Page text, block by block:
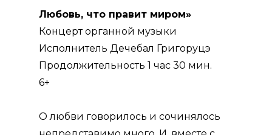
Любовь, что правит миром»
Концерт органной музыки
Исполнитель Дечебал Григоруцэ
Продолжительность 1 час 30 мин.
6+
О любви говорилось и сочинялось